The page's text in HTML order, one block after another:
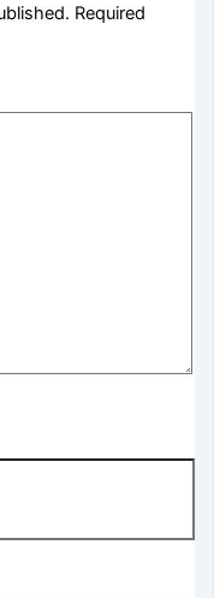
Required